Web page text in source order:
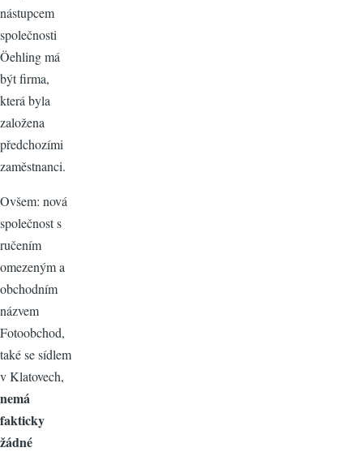
nástupcem
společnosti
Öehling má
být firma,
která byla
založena
předchozími
zaměstnanci.
Ovšem: nová
společnost s
ručením
omezeným a
obchodním
názvem
Fotoobchod,
také se sídlem
v Klatovech,
nemá
fakticky
žádné